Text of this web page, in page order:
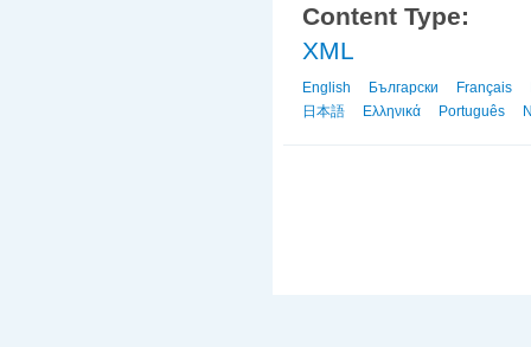
Content Type:
XML
English Български Français
日本語
Ελληνικά Português